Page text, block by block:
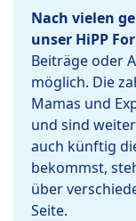
Nach vielen
unser HiPP
Beiträge oder
möglich. Die
Mamas und
und sind
auch künftig
bekommst,
über
Seite.